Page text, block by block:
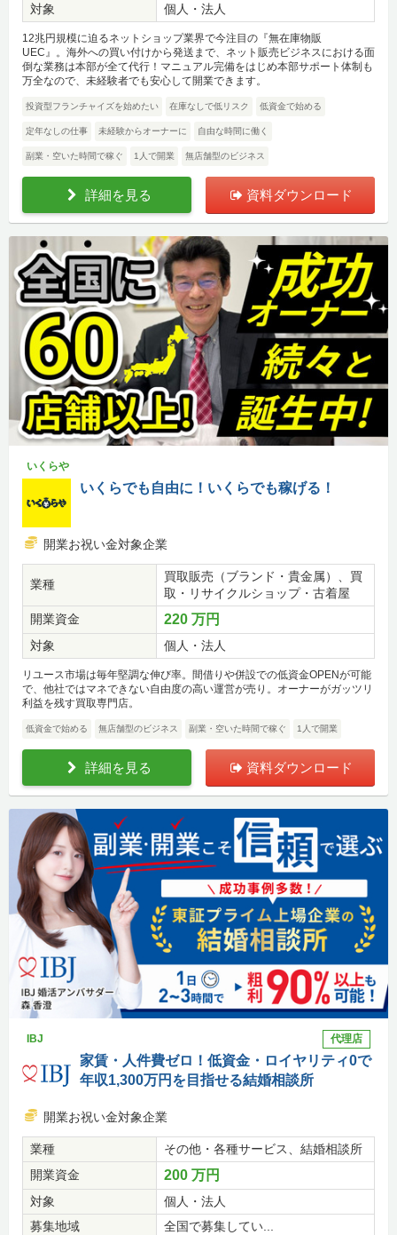
対象 個人・法人
12兆円規模に迫るネットショップ業界で今注目の『無在庫物販
UEC』。海外への買い付けから発送まで、ネット販売ビジネスにおける面
倒な業務は本部が全て代行！マニュアル完備をはじめ本部サポート体制も
万全なので、未経験者でも安心して開業できます。
投資型フランチャイズを始めたい 在庫なしで低リスク 低資金で始める
定年なしの仕事 未経験からオーナーに 自由な時間に働く
副業・空いた時間で稼ぐ 1人で開業 無店舗型のビジネス
詳細を見る 資料ダウンロード
いくらや
いくらでも自由に！いくらでも稼げる！
開業お祝い金対象企業
業種
買取販売（ブランド・貴金属）、買
取・リサイクルショップ・古着屋
開業資金
220 万円
対象 個人・法人
リユース市場は毎年堅調な伸び率。間借りや併設での低資金OPENが可能
で、他社ではマネできない自由度の高い運営が売り。オーナーがガッツリ
利益を残す買取専門店。
低資金で始める 無店舗型のビジネス 副業・空いた時間で稼ぐ 1人で開業
詳細を見る 資料ダウンロード
IBJ 代理店
家賃・人件費ゼロ！低資金・ロイヤリティ0で
年収1,300万円を目指せる結婚相談所
開業お祝い金対象企業
業種
その他・各種サービス、結婚相談所
開業資金
200 万円
対象
個人・法人
募集地域
全国で募集してい...